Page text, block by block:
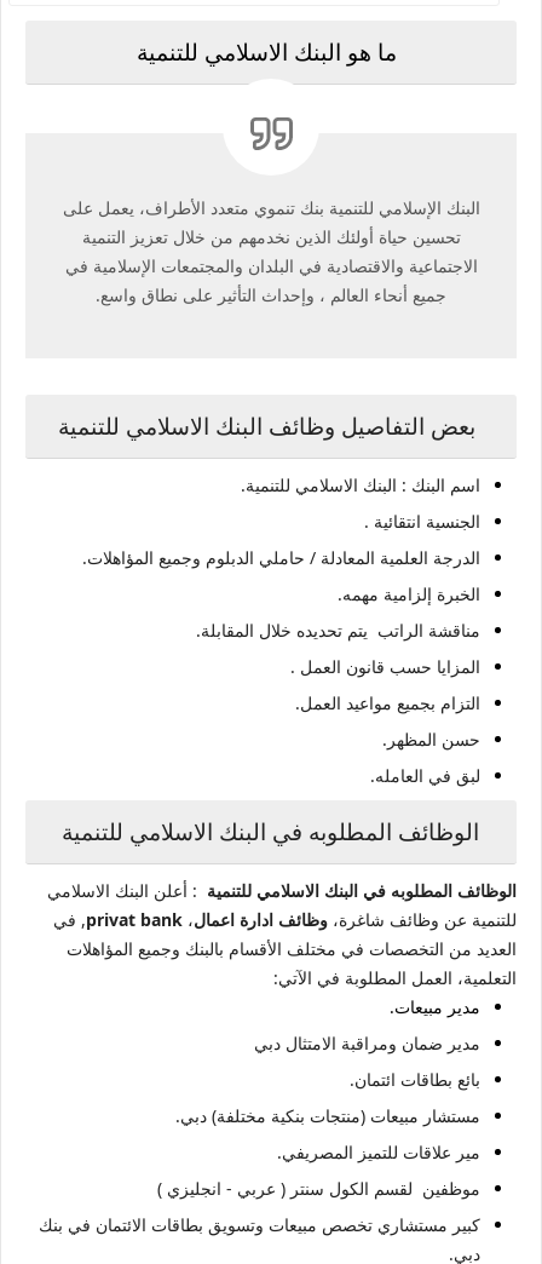
ما هو البنك الاسلامي للتنمية
البنك الإسلامي للتنمية بنك تنموي متعدد الأطراف، يعمل على
تحسين حياة أولئك الذين نخدمهم من خلال تعزيز التنمية
الاجتماعية والاقتصادية في البلدان والمجتمعات الإسلامية في
جميع أنحاء العالم ، وإحداث التأثير على نطاق واسع.
بعض التفاصيل وظائف البنك الاسلامي للتنمية
اسم البنك : البنك الاسلامي للتنمية.
الجنسية انتقائية .
الدرجة العلمية المعادلة / حاملي الدبلوم وجميع المؤاهلات.
الخبرة إلزامية مهمه.
مناقشة الراتب يتم تحديده خلال المقابلة.
المزايا حسب قانون العمل .
التزام بجميع مواعيد العمل.
حسن المظهر.
لبق في العامله.
الوظائف المطلوبه في البنك الاسلامي للتنمية
الوظائف المطلوبه في البنك الاسلامي للتنمية : أعلن البنك الاسلامي
للتنمية عن وظائف شاغرة، وظائف ادارة اعمال، privat bank
, في
العديد من التخصصات في مختلف الأقسام بالبنك وجميع المؤاهلات
التعلمية، العمل المطلوبة في الآتي:
مدير مبيعات.
مدير ضمان ومراقبة الامتثال دبي
بائع بطاقات ائتمان.
مستشار مبيعات (منتجات بنكية مختلفة) دبي.
مير علاقات للتميز المصريفي.
موظفين لقسم الكول سنتر ( عربي - انجليزي )
كبير مستشاري تخصص مبيعات وتسويق بطاقات الائتمان في بنك
دبي.